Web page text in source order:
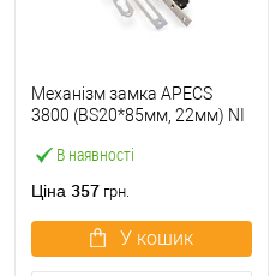
В наявності
Механізм замка APECS
3800 (BS20*85мм, 22мм) NI
Ціна 357 грн.
У кошик